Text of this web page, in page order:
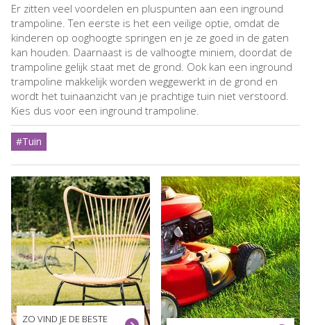
Er zitten veel voordelen en pluspunten aan een inground
trampoline. Ten eerste is het een veilige optie, omdat de
kinderen op ooghoogte springen en je ze goed in de gaten
kan houden. Daarnaast is de valhoogte miniem, doordat de
trampoline gelijk staat met de grond. Ook kan een inground
trampoline makkelijk worden weggewerkt in de grond en
wordt het tuinaanzicht van je prachtige tuin niet verstoord.
Kies dus voor een inground trampoline.
#Tuin
ZO VIND JE DE BESTE